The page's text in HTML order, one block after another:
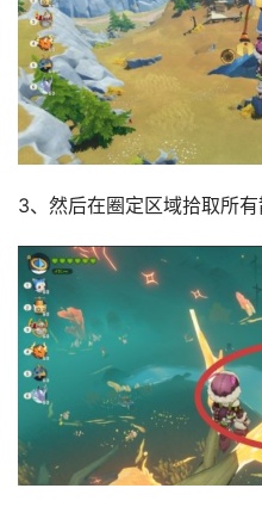
3、然后在圈定区域拾取所有